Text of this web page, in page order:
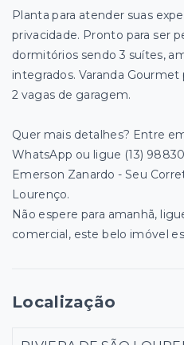
Planta para atender suas
privacidade. Pronto para ser
dormitórios sendo 3 suítes,
integrados. Varanda
2 vagas de garagem.
Quer mais detalhes? Entre
WhatsApp ou ligue (13)
Emerson Zanardo - Seu
Lourenço.
Não espere para amanhã,
comercial, este belo imóvel
Localização